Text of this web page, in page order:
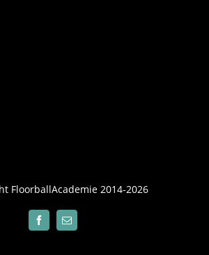
FloorballAcademie 2014-2026
Facebook
E-
mail